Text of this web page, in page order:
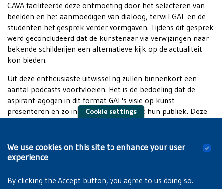
CAVA faciliteerde deze ontmoeting door het selecteren van
beelden en het aanmoedigen van dialoog, terwijl GAL en de
studenten het gesprek verder vormgaven. Tijdens dit gesprek
werd geconcludeerd dat de kunstenaar via verwijzingen naar
bekende schilderijen een alternatieve kijk op de actualiteit
kon bieden.
Uit deze enthousiaste uitwisseling zullen binnenkort een
aantal podcasts voortvloeien. Het is de bedoeling dat de
aspirant-agogen in dit format GAL's visie op kunst
presenteren en zo in interactie gaan met hun publiek. Deze
ontwikkeling van de studenten, maar ook aan hun
voorbereiding op een betrokken rol in de samenleving.
Cookie settings
We use cookies on this site to enhance your user
experience
By clicking the Accept button, you agree to us doing so.